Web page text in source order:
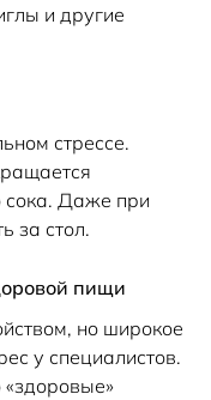
и другие
стрессе.
сока. Даже при
за стол.
пищи
но широкое
у специалистов.
«здоровые»